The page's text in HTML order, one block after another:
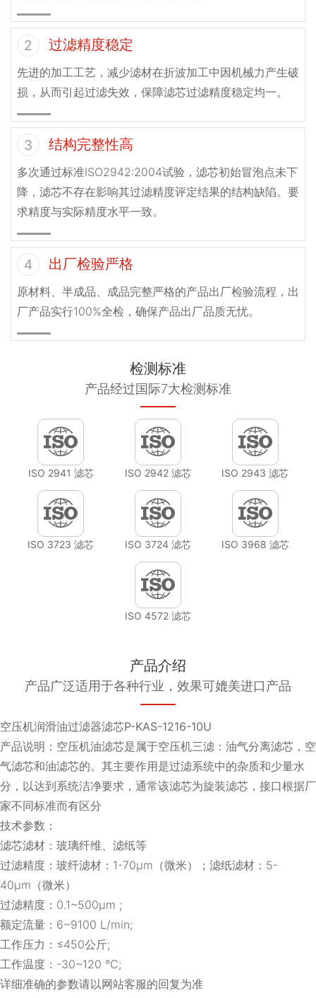
2 过滤精度稳定
先进的加工工艺，减少滤材在折波加工中因机械力产生破
损，从而引起过滤失效，保障滤芯过滤精度稳定均一。
3 结构完整性高
多次通过标准ISO2942:2004试验，滤芯初始冒泡点未下
降，滤芯不存在影响其过滤精度评定结果的结构缺陷。要
求精度与实际精度水平一致。
4 出厂检验严格
原材料、半成品、成品完整严格的产品出厂检验流程，出
厂产品实行100%全检，确保产品出厂品质无忧。
检测标准
产品经过国际7大检测标准
ISO 2941 滤芯 ISO 2942 滤芯 ISO 2943 滤芯
ISO 3723 滤芯 ISO 3724 滤芯 ISO 3968 滤芯
ISO 4572 滤芯
产品介绍
产品广泛适用于各种行业，效果可媲美进口产品
空压机润滑油过滤器滤芯P-KAS-1216-10U
产品说明：空压机油滤芯是属于空压机三滤：油气分离滤芯，空
气滤芯和油滤芯的。其主要作用是过滤系统中的杂质和少量水
分，以达到系统洁净要求，通常该滤芯为旋装滤芯，接口根据厂
家不同标准而有区分
技术参数：
滤芯滤材：玻璃纤维、滤纸等
过滤精度：玻纤滤材：1-70μm（微米）；滤纸滤材：5-
40μm（微米）
过滤精度：0.1~500μm ;
额定流量：6~9100 L/min;
工作压力：≤450公斤;
工作温度：-30~120 ℃;
详细准确的参数请以网站客服的回复为准